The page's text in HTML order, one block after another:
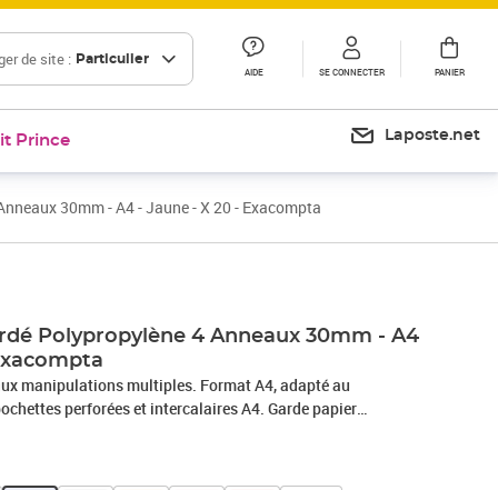
de site : Particulier
AIDE SE CONNECTER PANIER
Prince Laposte.net
30mm - A4 - Jaune - X 20 - Exacompta
Polypropylène 4 Anneaux 30mm - A4
manipulations multiples. Format A4, adapté au
perforées et intercalaires A4. Garde papier
Capacité (feuillets 80gr.) : 275